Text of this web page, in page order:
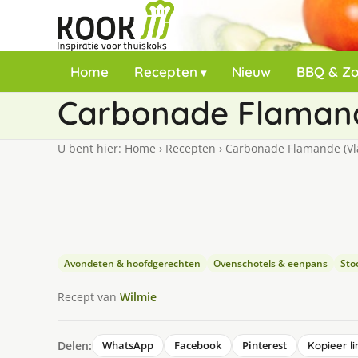
Home Recepten Nieuw BBQ &
Carbonade
U bent hier: Home › Recepten › Carbonade Flamande
Avondeten & hoofdgerechten Ovenschotels & eenpans
Recept van Wilmie
Delen: WhatsApp Facebook Pinterest Kopieer